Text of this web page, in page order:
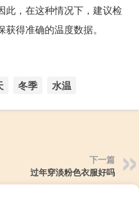
此，在这种情况下，建议检
得准确的温度数据。
冬季 水温
下一篇
过年穿淡粉色衣服好吗